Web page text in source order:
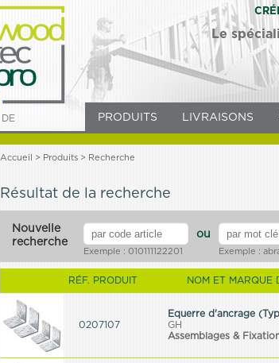
DE
Le
PRODUITS LIVRAISONS
Accueil > Produits> Recherche
Résultat de la recherche
Nouvelle
recherche
Exemple : 010111122201 Exemple :
ou
RÉF. PRODUIT NOM ET MARQUE
0207107
Equerre d'ancrage
GH
Assemblages &